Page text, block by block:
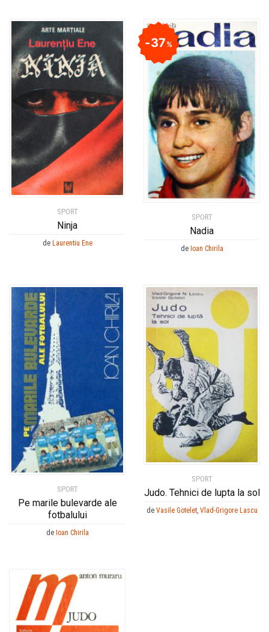
SPORT
Ninja
de Laurentiu Ene
SPORT
Nadia
37%
de Ioan Chirila
SPORT
Pe marile bulevarde ale
fotbalului
de Ioan Chirila
SPORT
Judo. Tehnici de lupta la sol
de Vasile Gotelet, Vlad-Grigore Lascu